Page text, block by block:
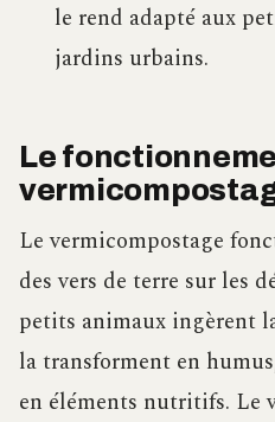
le rend adapté aux
jardins urbains.
Le
Le vermicompostage
des vers de terre sur les
petits animaux ingèrent
la transforment en
en éléments nutritifs. Le